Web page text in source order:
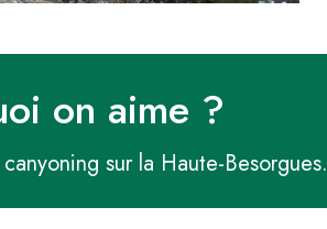
on aime ?
sur la Haute-Besorgues.